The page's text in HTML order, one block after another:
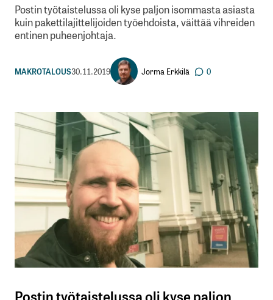
Postin työtaistelussa oli kyse paljon isommasta asiasta
kuin pakettilajittelijoiden työehdoista, väittää vihreiden
entinen puheenjohtaja.
MAKROTALOUS30.11.2019 Jorma Erkkilä 0
Postin työtaistelussa oli kyse paljon